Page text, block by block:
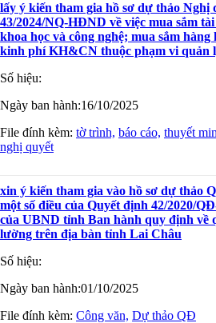
lấy ý kiến tham gia hồ sơ dự thảo Nghị
43/2024/NQ-HĐND về việc mua sắm
khoa học và công nghệ; mua sắm
kinh phí KH&CN thuộc phạm vi quản
Số hiệu:
Ngày ban hành:16/10/2025
File đính kèm: tờ trình, báo cáo, thuyết
nghị quyết
xin ý kiến tham gia vào hồ sơ dự thảo
một số điều của Quyết định 42/2020/
của UBND tỉnh Ban hành quy định về
lường trên địa bàn tỉnh Lai Châu
Số hiệu:
Ngày ban hành:01/10/2025
File đính kèm: Công văn, Dự thảo QĐ